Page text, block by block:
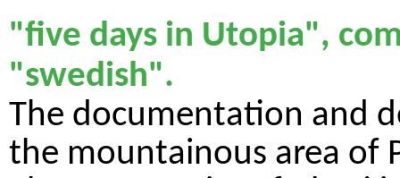
"five days in Utopia",
"swedish".
The documentation and
the mountainous area of